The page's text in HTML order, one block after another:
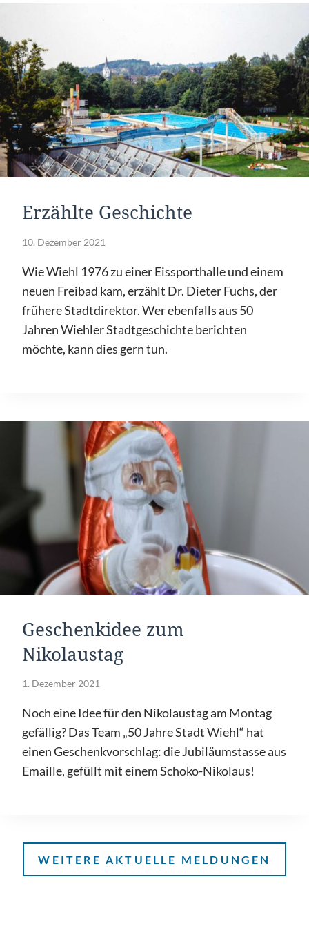
Erzählte Geschichte
10. Dezember 2021
Wie Wiehl 1976 zu einer Eissporthalle und einem
neuen Freibad kam, erzählt Dr. Dieter Fuchs, der
frühere Stadtdirektor. Wer ebenfalls aus 50
Jahren Wiehler Stadtgeschichte berichten
möchte, kann dies gern tun.
Geschenkidee zum
Nikolaustag
1. Dezember 2021
Noch eine Idee für den Nikolaustag am Montag
gefällig? Das Team „50 Jahre Stadt Wiehl“ hat
einen Geschenkvorschlag: die Jubiläumstasse aus
Emaille, gefüllt mit einem Schoko-Nikolaus!
WEITERE AKTUELLE MELDUNGEN